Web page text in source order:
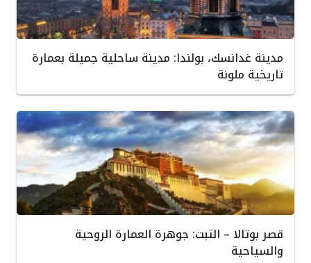
مدينة غدانسك، بولندا: مدينة ساحلية جميلة بعمارة
تاريخية ملونة
قصر بوتالا – التبت: جوهرة العمارة الروحية
والسياحية